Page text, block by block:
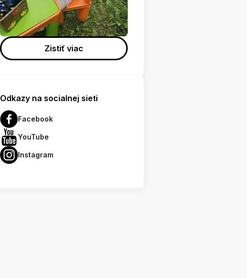
Zistiť viac
Odkazy na socialnej sieti
Facebook
YouTube
Instagram